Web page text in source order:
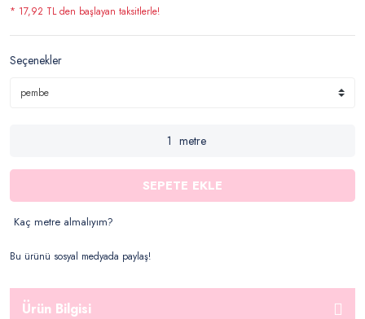
* 17,92 TL den başlayan taksitlerle!
Seçenekler
metre
SEPETE EKLE
Kaç metre almalıyım?
Bu ürünü sosyal medyada paylaş!
Ürün Bilgisi